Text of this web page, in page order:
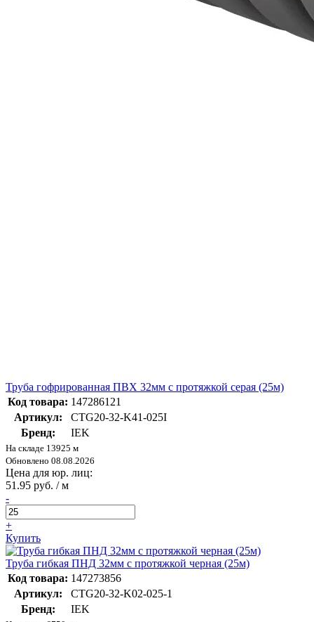
Труба гофрированная ПВХ 32мм с протяжкой серая (25м)
Код товара: 147286121
Артикул:
CTG20-32-K41-025I
Бренд:
IEK
На складе 13925 м
Обновлено 08.08.2026
Цена для юр. лиц:
51.95 руб. / м
-
+
Купить
Труба гибкая ПНД 32мм с протяжкой черная (25м)
Код товара: 147273856
Артикул:
CTG20-32-K02-025-1
Бренд:
IEK